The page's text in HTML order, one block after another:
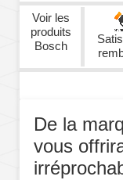
Voir les
produits
Bosch
De la
vous